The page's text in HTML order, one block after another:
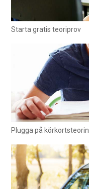
Starta gratis teoriprov
Plugga på körkortsteorin